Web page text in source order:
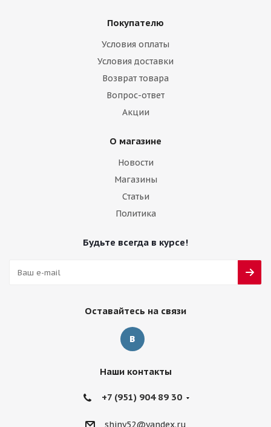
Покупателю
Условия оплаты
Условия доставки
Возврат товара
Вопрос-ответ
Акции
О магазине
Новости
Магазины
Статьи
Политика
Будьте всегда в курсе!
Оставайтесь на связи
Наши контакты
+7 (951) 904 89 30
shiny52@yandex.ru